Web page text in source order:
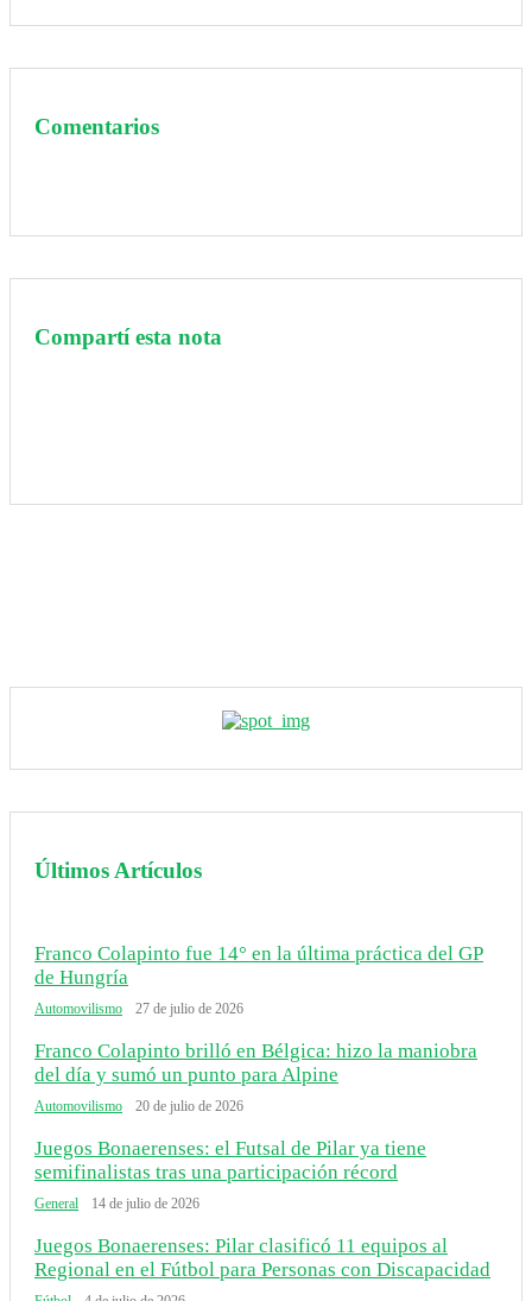
Comentarios
Compartí esta nota
Últimos Artículos
Franco Colapinto fue 14° en la última práctica del GP
de Hungría
Automovilismo 27 de julio de 2026
Franco Colapinto brilló en Bélgica: hizo la maniobra
del día y sumó un punto para Alpine
Automovilismo 20 de julio de 2026
Juegos Bonaerenses: el Futsal de Pilar ya tiene
semifinalistas tras una participación récord
General 14 de julio de 2026
Juegos Bonaerenses: Pilar clasificó 11 equipos al
Regional en el Fútbol para Personas con Discapacidad